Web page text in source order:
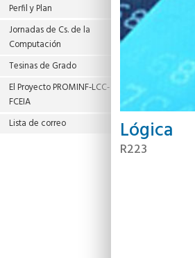
Perfil y Plan
Jornadas de Cs. de la
Computación
Tesinas de Grado
El Proyecto PROMINF‐LCC‐
FCEIA
Lista de correo
Lógica
R223